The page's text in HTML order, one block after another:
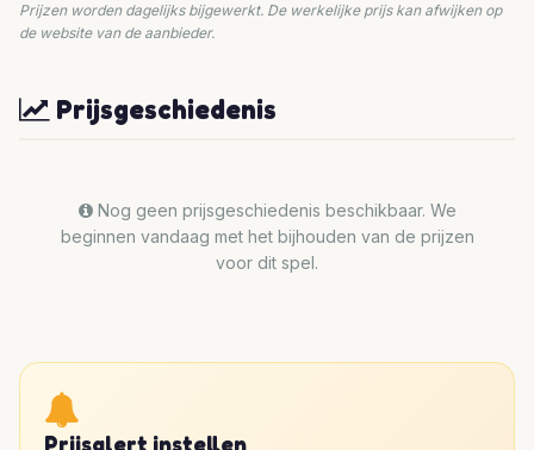
Prijzen worden dagelijks bijgewerkt. De werkelijke prijs kan afwijken op
de website van de aanbieder.
Prijsgeschiedenis
Nog geen prijsgeschiedenis beschikbaar. We
beginnen vandaag met het bijhouden van de prijzen
voor dit spel.
Prijsalert instellen